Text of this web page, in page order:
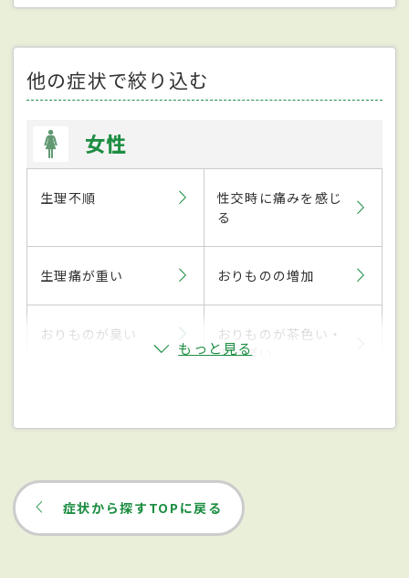
他の症状で絞り込む
女性
生理不順
性交時に痛みを感じ
る
生理痛が重い おりものの増加
おりものが臭い
おりものが茶色い・
赤っぽい
もっと見る
症状から探すTOPに戻る